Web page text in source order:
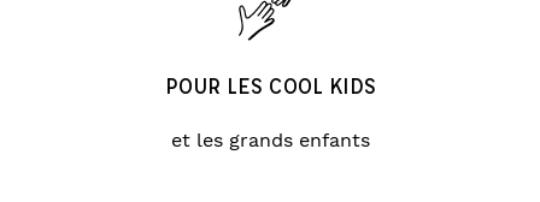
POUR LES COOL KIDS
et les grands enfants